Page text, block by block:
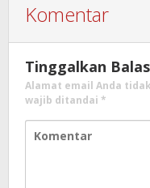
Komentar
Tinggalkan
Alamat email Anda
wajib ditandai *